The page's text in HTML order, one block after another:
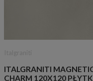
ITALGRANITI
CHARM 120X120